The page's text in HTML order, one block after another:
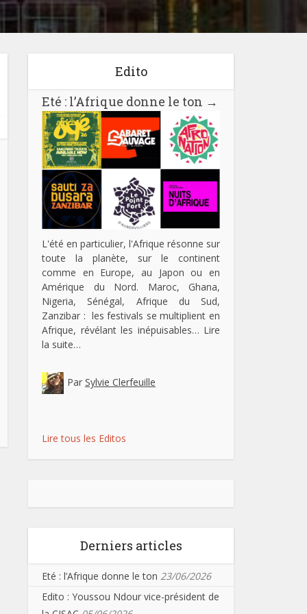
Edito
Eté : l’Afrique donne le ton →
L'été en particulier, l'Afrique résonne sur
toute la planète, sur le continent
comme en Europe, au Japon ou en
Amérique du Nord. Maroc, Ghana,
Nigeria, Sénégal, Afrique du Sud,
Zanzibar : les festivals se multiplient en
Afrique, révélant les inépuisables… Lire
la suite…
Par Sylvie Clerfeuille
Lire tous les Editos
Derniers articles
Eté : l’Afrique donne le ton 23/06/2026
Edito : Youssou Ndour vice-président de